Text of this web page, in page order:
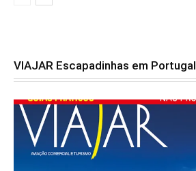
VIAJAR Escapadinhas em Portugal